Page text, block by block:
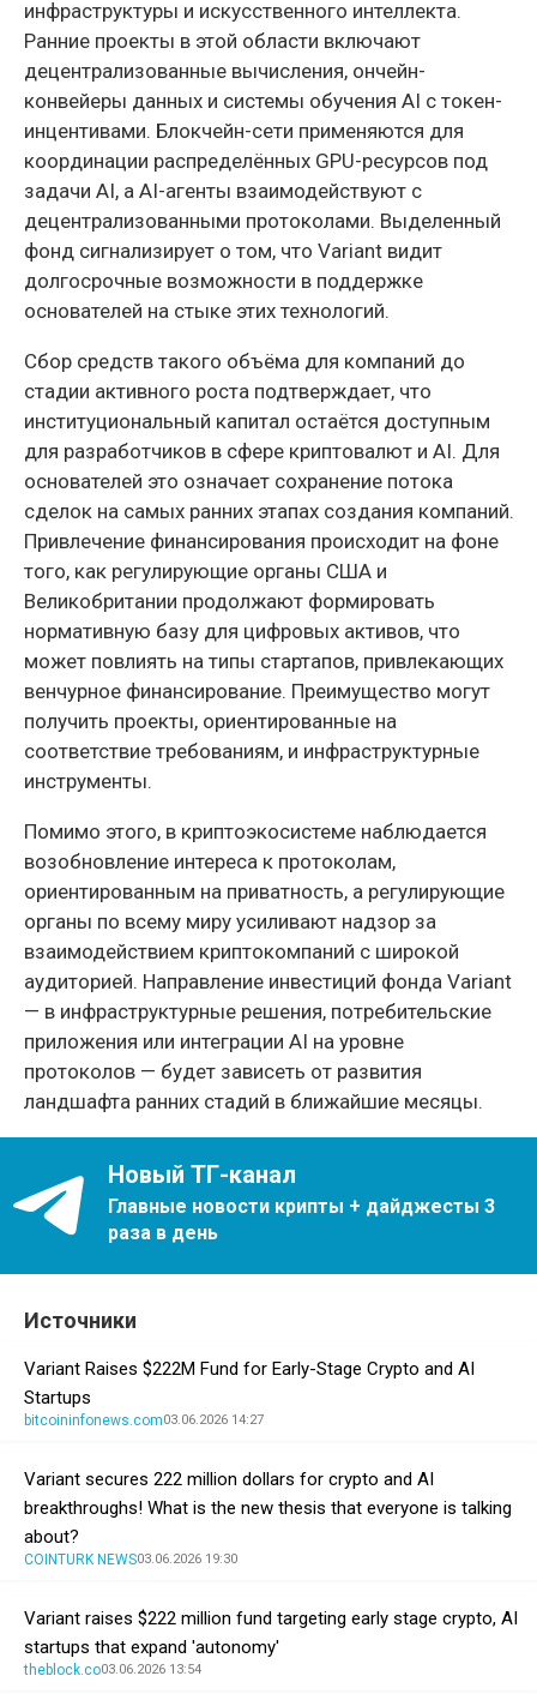
инфраструктуры и искусственного интеллекта.
Ранние проекты в этой области включают
децентрализованные вычисления, ончейн-
конвейеры данных и системы обучения AI с токен-
инцентивами. Блокчейн-сети применяются для
координации распределённых GPU-ресурсов под
задачи AI, а AI-агенты взаимодействуют с
децентрализованными протоколами. Выделенный
фонд сигнализирует о том, что Variant видит
долгосрочные возможности в поддержке
основателей на стыке этих технологий.
Сбор средств такого объёма для компаний до
стадии активного роста подтверждает, что
институциональный капитал остаётся доступным
для разработчиков в сфере криптовалют и AI. Для
основателей это означает сохранение потока
сделок на самых ранних этапах создания компаний.
Привлечение финансирования происходит на фоне
того, как регулирующие органы США и
Великобритании продолжают формировать
нормативную базу для цифровых активов, что
может повлиять на типы стартапов, привлекающих
венчурное финансирование. Преимущество могут
получить проекты, ориентированные на
соответствие требованиям, и инфраструктурные
инструменты.
Помимо этого, в криптоэкосистеме наблюдается
возобновление интереса к протоколам,
ориентированным на приватность, а регулирующие
органы по всему миру усиливают надзор за
взаимодействием криптокомпаний с широкой
аудиторией. Направление инвестиций фонда Variant
— в инфраструктурные решения, потребительские
приложения или интеграции AI на уровне
протоколов — будет зависеть от развития
ландшафта ранних стадий в ближайшие месяцы.
Новый ТГ-канал
Главные новости крипты + дайджесты 3
раза в день
Источники
Variant Raises $222M Fund for Early-Stage Crypto and AI
Startups
bitcoininfonews.com03.06.2026 14:27
Variant secures 222 million dollars for crypto and AI
breakthroughs! What is the new thesis that everyone is talking
about?
COINTURK NEWS03.06.2026 19:30
Variant raises $222 million fund targeting early stage crypto, AI
startups that expand 'autonomy'
theblock.co03.06.2026 13:54